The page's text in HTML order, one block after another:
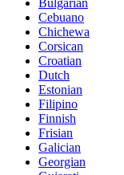
Bulgarian
Cebuano
Chichewa
Corsican
Croatian
Dutch
Estonian
Filipino
Finnish
Frisian
Galician
Georgian